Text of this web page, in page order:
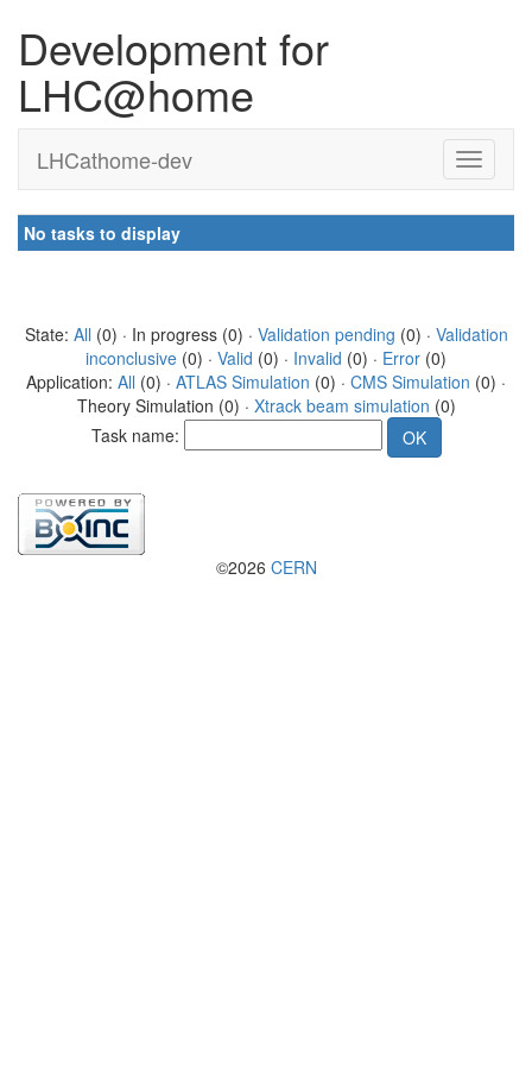
Development for
LHC@home
LHCathome-dev
No tasks to display
State: All (0) · In progress (0) · Validation pending (0) · Validation
inconclusive (0) · Valid (0) · Invalid (0) · Error (0)
Application: All (0) · ATLAS Simulation (0) · CMS Simulation (0) ·
Theory Simulation (0) · Xtrack beam simulation (0)
Task name:
©2026 CERN